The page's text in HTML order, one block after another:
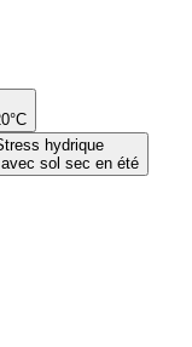
hydrique
sol sec en été